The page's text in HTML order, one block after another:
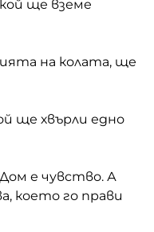
ще вземе
на колата, ще
ще хвърли едно
е чувство. А
което го прави